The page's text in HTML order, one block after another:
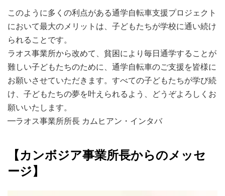
このように多くの利点がある通学自転車支援プロジェクト
において最大のメリットは、子どもたちが学校に通い続け
られることです。
ラオス事業所から改めて、貧困により毎日通学することが
難しい子どもたちのために、通学自転車のご支援を皆様に
お願いさせていただきます。すべての子どもたちが学び続
け、子どもたちの夢を叶えられるよう、どうぞよろしくお
願いいたします。
━ラオス事業所所長 カムヒアン・インタバ
【カンボジア事業所長からのメッセ
ージ】